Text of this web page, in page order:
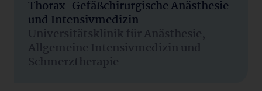
Thorax-Gefäßchirurgische Anästhesie
und Intensivmedizin
Universitätsklinik für Anästhesie,
Allgemeine Intensivmedizin und
Schmerztherapie